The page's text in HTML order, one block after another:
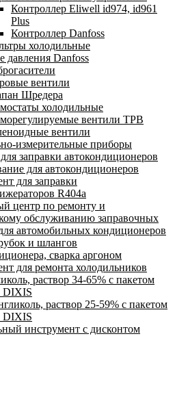
Контроллер Eliwell id974, id961
Plus
Контроллер Danfoss
холодильные
давления Danfoss
вентили
Шредера
холодильные
вентили ТРВ
вентили
измерительные приборы
заправки автокондиционеров
для автокондиционеров
для заправки
R404a
центр по ремонту и
обслуживанию заправочных
автомобильных кондиционеров
и шлангов
сварка аргоном
для ремонта холодильников
раствор 34-65% с пакетом
DIXIS
раствор 25-59% с пакетом
DIXIS
инструмент с дисконтом